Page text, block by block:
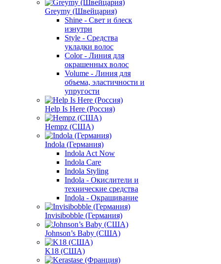
Greymy (Швейцария)
Shine - Свет и блеск
изнутри
Style - Средства
укладки волос
Color - Линия для
окрашенных волос
Volume - Линия для
объема, эластичности и
упругости
Help Is Here (Россия)
Hempz (США)
Indola (Германия)
Indola Act Now
Indola Care
Indola Styling
Indola - Окислители и
технические средства
Indola - Окрашивание
Invisibobble (Германия)
Johnson’s Baby (США)
K18 (США)